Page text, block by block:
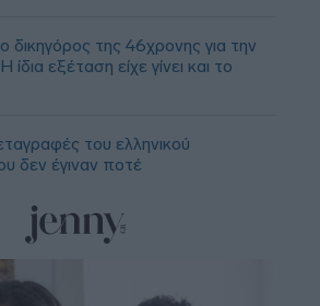
δικηγόρος της 46χρονης για την
εξέταση είχε γίνει και το
του ελληνικού
δεν έγιναν ποτέ